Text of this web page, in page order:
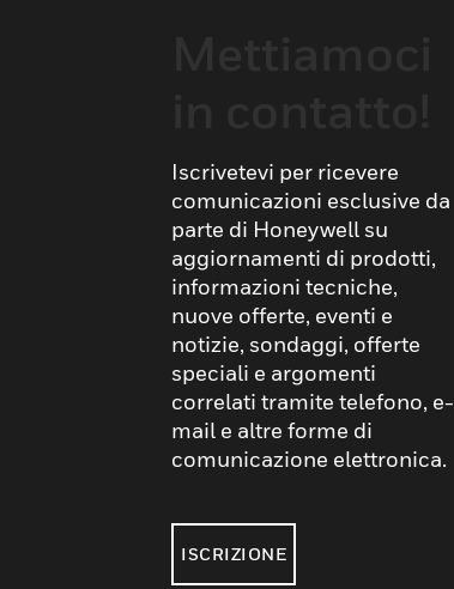
Iscrivetevi per ricevere
comunicazioni esclusive da
parte di Honeywell su
aggiornamenti di prodotti,
informazioni tecniche,
nuove offerte, eventi e
notizie, sondaggi, offerte
speciali e argomenti
correlati tramite telefono, e-
mail e altre forme di
comunicazione elettronica.
ISCRIZIONE